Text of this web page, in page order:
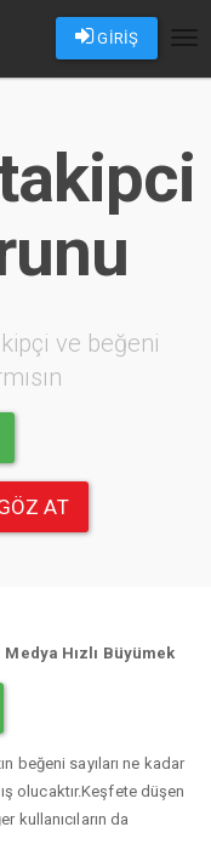
GİRİŞ
ve beğeni
AT
Hızlı Büyümek
beğeni sayıları ne kadar
olucaktır.Keşfete düşen
kullanıcıların da